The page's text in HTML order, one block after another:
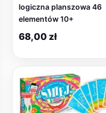
logiczna planszowa 46
elementów 10+
68,00 zł